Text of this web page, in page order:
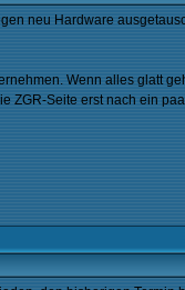
neu Hardware
Wenn alles glatt
ZGR-Seite erst nach ein